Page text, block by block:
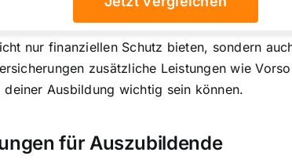
nur finanziellen Schutz bieten, sondern
zusätzliche Leistungen wie
Ausbildung wichtig sein können.
für Auszubildende